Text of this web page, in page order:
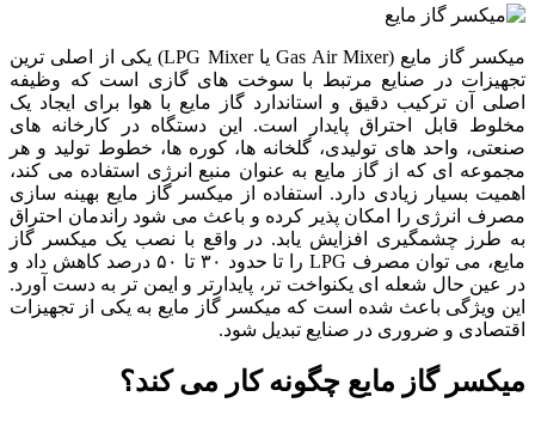
میکسر گاز مایع (Gas Air Mixer یا LPG Mixer) یکی از اصلی‌ ترین
تجهیزات در صنایع مرتبط با سوخت‌ های گازی است که وظیفه
اصلی آن ترکیب دقیق و استاندارد گاز مایع با هوا برای ایجاد یک
مخلوط قابل احتراق پایدار است. این دستگاه در کارخانه‌ های
صنعتی، واحد های تولیدی، گلخانه‌ ها، کوره‌ ها، خطوط تولید و هر
مجموعه‌ ای که از گاز مایع به عنوان منبع انرژی استفاده می‌ کند،
اهمیت بسیار زیادی دارد. استفاده از میکسر گاز مایع بهینه‌ سازی
مصرف انرژی را امکان‌ پذیر کرده و باعث می‌ شود راندمان احتراق
به طرز چشمگیری افزایش یابد. در واقع با نصب یک میکسر گاز
مایع، می‌ توان مصرف LPG را تا حدود ۳۰ تا ۵۰ درصد کاهش داد و
در عین حال شعله‌ ای یکنواخت‌ تر، پایدارتر و ایمن‌ تر به دست آورد.
این ویژگی باعث شده است که میکسر گاز مایع به یکی از تجهیزات
اقتصادی و ضروری در صنایع تبدیل شود.
میکسر گاز مایع چگونه کار می‌ کند؟